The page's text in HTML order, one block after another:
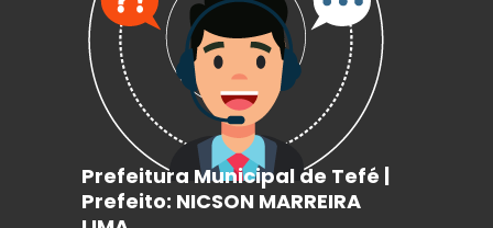
Prefeitura Municipal de Tefé |
Prefeito: NICSON MARREIRA